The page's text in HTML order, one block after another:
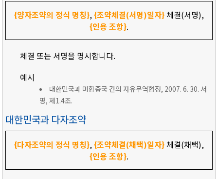
{양자조약의 정식 명칭},{조약체결(서명)일자} 체결(서명),
{인용 조항}.
체결 또는 서명을 명시합니다.
예시
대한민국과 미합중국 간의 자유무역협정, 2007. 6. 30. 서
명, 제1.4조.
대한민국과 다자조약
{다자조약의 정식 명칭},{조약체결(채택)일자} 체결(채택),
{인용 조항}.